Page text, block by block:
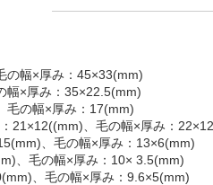
の幅×厚み：45×33(mm)
幅×厚み：35×22.5(mm)
毛の幅×厚み：17(mm)
21×12((mm)、毛の幅×厚み：
、毛の幅×厚み：13×6(mm)
、毛の幅×厚み：10× 3.5(mm)
、毛の幅×厚み：9.6×5(mm)